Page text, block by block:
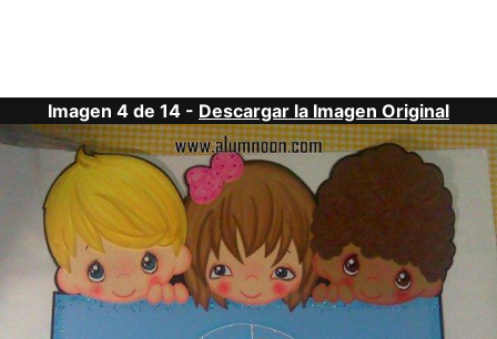
Imagen 4 de 14 - Descargar la Imagen Original